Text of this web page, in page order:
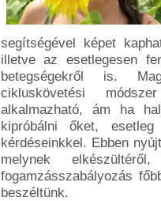
segítségével képet
illetve az esetlegesen
betegségekről is.
cikluskövetési
alkalmazható, ám ha
kipróbálni őket,
kérdéseinkkel. Ebben
melynek
fogamzásszabályozás
beszéltünk.